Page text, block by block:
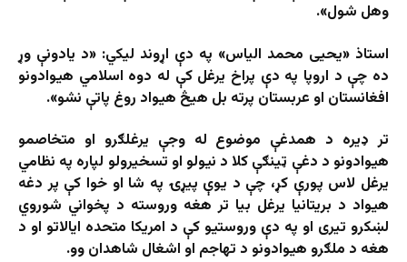
وهل شول».
استاذ «یحیی محمد الیاس» په دې اړوند لیکي: «د یادونې وړ
ده چې د اروپا په دې پراخ یرغل کې له دوه اسلامي هیوادونو
افغانستان او عربستان پرته بل هیڅ هیواد روغ پاتې نشو».
تر ډیره د همدغې موضوع له وجې یرغلګرو او متخاصمو
هیوادونو د دغې ټینګې کلا د نیولو او تسخیرولو لپاره په نظامي
یرغل لاس پورې کړ، چې د یوې پیړۍ په شا او خوا کې پر دغه
هیواد د بریتانیا یرغل بیا تر هغه وروسته د پخواني شوروي
لښکرو تیری او په دې وروستیو کې د امریکا متحده ایالاتو او د
هغه د ملګرو هیوادونو د تهاجم او اشغال شاهدان وو.